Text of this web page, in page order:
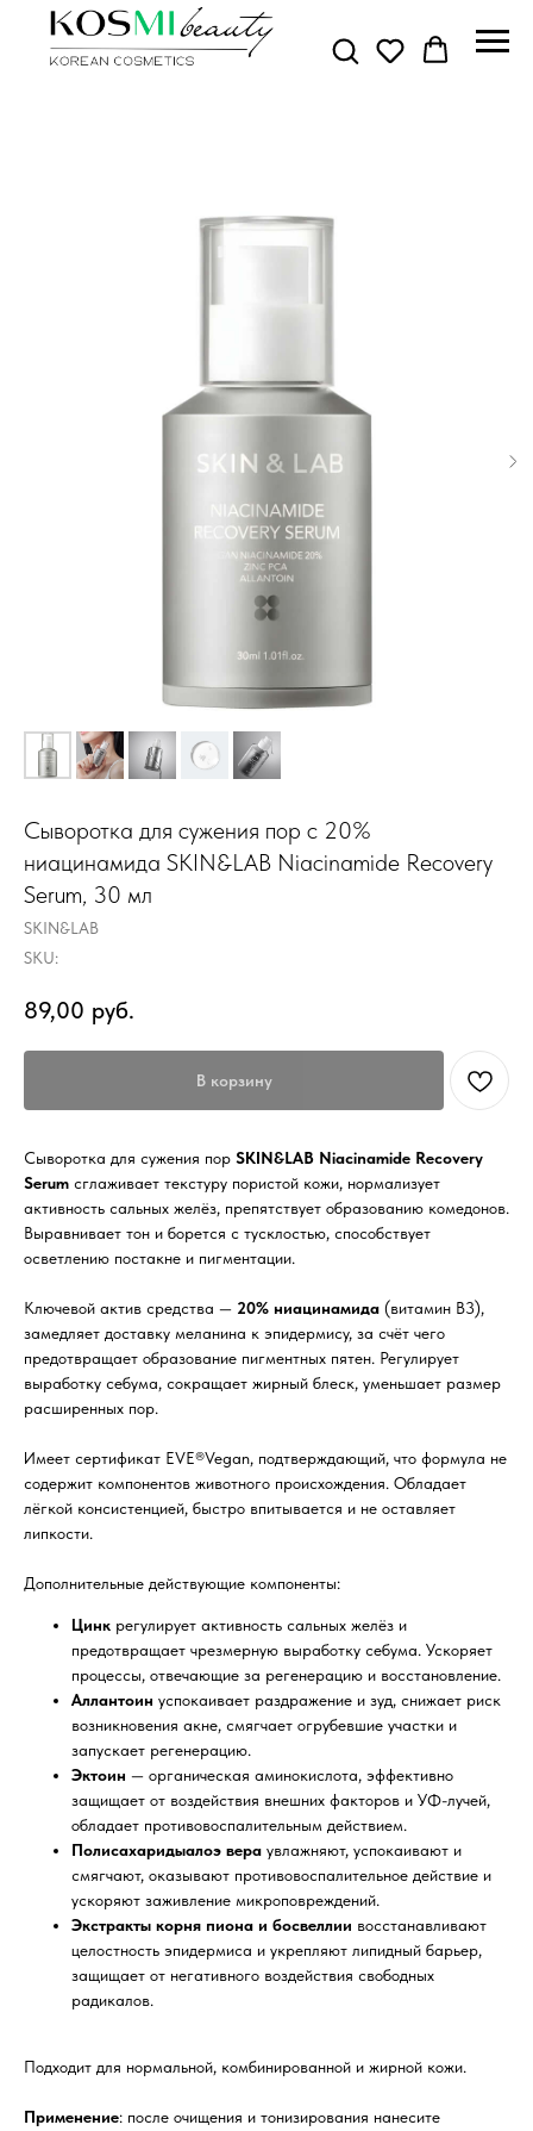
Сыворотка для сужения пор с 20%
ниацинамида SKIN&LAB Niacinamide Recovery
Serum, 30 мл
SKIN&LAB
SKU:
89,00 руб.
В корзину
Сыворотка для сужения пор SKIN&LAB Niacinamide Recovery
Serum сглаживает текстуру пористой кожи, нормализует
активность сальных желёз, препятствует образованию комедонов.
Выравнивает тон и борется с тусклостью, способствует
осветлению постакне и пигментации.
Ключевой актив средства — 20% ниацинамида (витамин B3),
замедляет доставку меланина к эпидермису, за счёт чего
предотвращает образование пигментных пятен. Регулирует
выработку себума, сокращает жирный блеск, уменьшает размер
расширенных пор.
Имеет сертификат EVE®Vegan, подтверждающий, что формула не
содержит компонентов животного происхождения. Обладает
лёгкой консистенцией, быстро впитывается и не оставляет
липкости.
Дополнительные действующие компоненты:
Цинк регулирует активность сальных желёз и
предотвращает чрезмерную выработку себума. Ускоряет
процессы, отвечающие за регенерацию и восстановление.
Аллантоин успокаивает раздражение и зуд, снижает риск
возникновения акне, смягчает огрубевшие участки и
запускает регенерацию.
Эктоин — органическая аминокислота, эффективно
защищает от воздействия внешних факторов и УФ-лучей,
обладает противовоспалительным действием.
Полисахаридыалоэ вера увлажняют, успокаивают и
смягчают, оказывают противовоспалительное действие и
ускоряют заживление микроповреждений.
Экстракты корня пиона и босвеллии восстанавливают
целостность эпидермиса и укрепляют липидный барьер,
защищает от негативного воздействия свободных
радикалов.
Подходит для нормальной, комбинированной и жирной кожи.
Применение: после очищения и тонизирования нанесите